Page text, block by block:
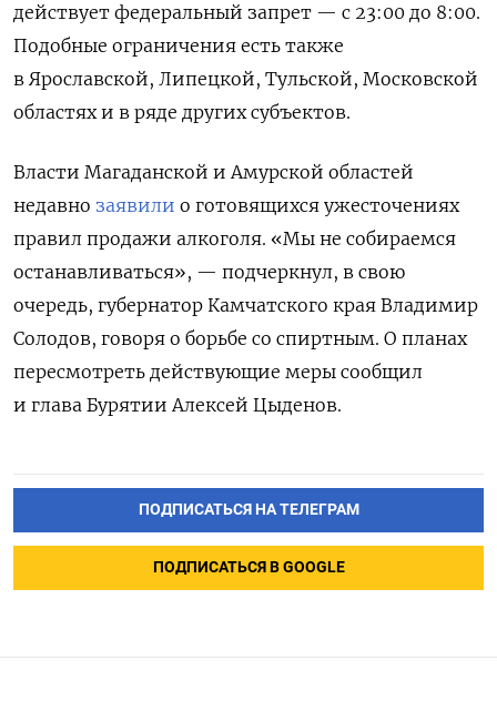
действует федеральный запрет — с 23:00 до 8:00.
Подобные ограничения есть также
в Ярославской, Липецкой, Тульской, Московской
областях и в ряде других субъектов.
Власти Магаданской и Амурской областей
недавно заявили о готовящихся ужесточениях
правил продажи алкоголя. «Мы не собираемся
останавливаться», — подчеркнул, в свою
очередь, губернатор Камчатского края Владимир
Солодов, говоря о борьбе со спиртным. О планах
пересмотреть действующие меры сообщил
и глава Бурятии Алексей Цыденов.
ПОДПИСАТЬСЯ НА ТЕЛЕГРАМ
ПОДПИСАТЬСЯ В GOOGLE